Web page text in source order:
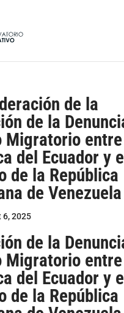
de la
de la
Migratorio
del Ecuador y el
de la República
de Venezuela
6, 2025
de la
Migratorio
del Ecuador y el
de la República